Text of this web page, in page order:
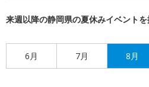
来週以降の静岡県の夏休みイベント
6月 7月 8月